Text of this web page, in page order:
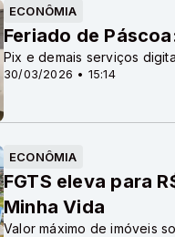
ECONÔMIA
30/03/2026 • 15:14
Feriado de
Pix e demais serviços
ECONÔMIA
FGTS eleva para
Minha Vida
Valor máximo de imóveis